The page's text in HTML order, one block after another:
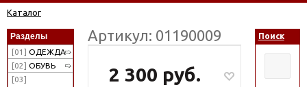
Каталог
Разделы
[01] ОДЕЖДА
[02] ОБУВЬ
[03]
Артикул: 01190009
2 300 руб.
Поиск